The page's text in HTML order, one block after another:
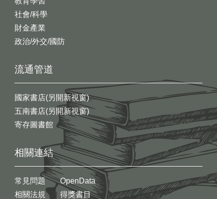
社會/科學
財金產業
政治/外交/國防
流通管道
國家書店(另開新視窗)
五南書店(另開新視窗)
寄存圖書館
相關連結
常見問題
相關法規
OpenData
得獎書目